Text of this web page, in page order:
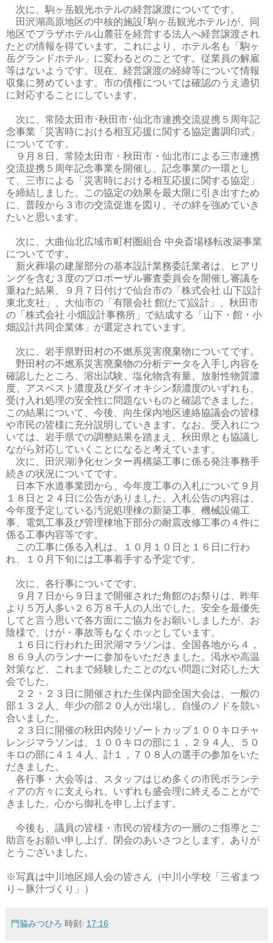
次に、駒ヶ岳観光ホテルの経営譲渡についてです。
田沢湖高原地区の中核的施設｢駒ヶ岳観光ホテル｣が、同
地区でプラザホテル山麓荘を経営する法人へ経営譲渡され
たとの情報を得ています。これにより、ホテル名も「駒ヶ
岳グランドホテル」に変わるとのことです。従業員の解雇
等はないようです。現在、経営譲渡の経緯等について情報
収集に努めています。市の債権については確認のうえ適切
に対応することにしています。
次に、常陸太田市･秋田市･仙北市連携交流提携５周年記
念事業「災害時における相互応援に関する協定書調印式」
についてです。
９月８日、常陸太田市・秋田市・仙北市による三市連携
交流提携５周年記念事業を開催し、記念事業の一環とし
て、三市による「災害時における相互応援に関する協定」
を締結しました。この協定の効果を最大限に引き出すため
に、普段から３市の交流促進を図り、その絆を強めていき
たいと思います。
次に、大曲仙北広域市町村圏組合 中央斎場移転改築事業
についてです。
新火葬場の建屋部分の基本設計業務委託業者は、ヒアリ
ングを含む３度のプロポーザル審査委員会を開催し審議を
重ねた結果、９月７日付けで仙台市の「株式会社 山下設計
東北支社」、大仙市の「有限会社 館(たて)設計」、秋田市
の「株式会社 小畑設計事務所」で結成する「山下・館・小
畑設計共同企業体」が選定されています。
次に、岩手県野田村の不燃系災害廃棄物についてです。
野田村の不燃系災害廃棄物の分析データを入手し内容を
確認したところ、溶出試験、塩化物含有量、放射性物質濃
度、アスベスト濃度及びダイオキシン類濃度のいずれも、
受け入れ処理の安全性に問題ないものと確認できました。
この結果について、今後、向生保内地区連絡協議会の皆様
や市民の皆様に充分説明していきます。なお、受入れにつ
いては、岩手県での調整結果を踏まえ、秋田県とも協議し
ながら対応していくことになると考えています。
次に、田沢湖浄化センター再構築工事に係る発注事務手
続きの状況についてです。
日本下水道事業団から、今年度工事の入札について９月
１８日と２４日に公告がありました。入札公告の内容は、
今年度予定している汚泥処理棟の新築工事、機械設備工
事、電気工事及び管理棟地下部分の耐震改修工事の４件に
係る工事内容等です。
この工事に係る入札は、１０月１０日と１６日に行わ
れ、１０月下旬には工事着手する予定です。
次に、各行事についてです。
９月７日から９日まで開催された角館のお祭りは、昨年
より５万人多い２６万８千人の人出でした。安全を最優先
してと言う思いで各方面にご協力をお願いしましたが、お
陰様で、けが・事故等もなくホッとしています。
１６日に行われた田沢湖マラソンは、全国各地から４，
８６９人のランナーに参加をいただきました。渇水や高温
対策など、これまで経験したことのない問題に対応した大
会でした。
２２・２３日に開催された生保内節全国大会は、一般の
部１３２人、年少の部２０人が出場し、自慢のノドを競い
合いました。
２３日に開催の秋田内陸リゾートカップ１００キロチャ
レンジマラソンは、１００キロの部に１，２９４人、５０
キロの部に４１４人、計１，７０８人の選手の参加をいた
だきました。
各行事・大会等は、スタッフはじめ多くの市民ボランテ
ィアの方々に支えられ、いずれも盛会理に終えることがで
きました。心から御礼を申し上げます。
今後も、議員の皆様・市民の皆様方の一層のご指導とご
助言をお願い申し上げ、閉会のあいさつとします。ありが
とうございました。
※写真は中川地区婦人会の皆さん（中川小学校「三省まつ
り～豚汁づくり」）
門脇みつひろ 時刻: 17:16